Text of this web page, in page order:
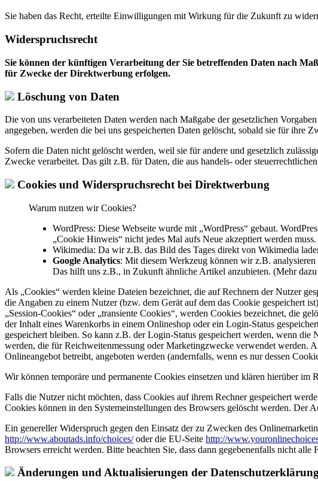
Sie haben das Recht, erteilte Einwilligungen mit Wirkung für die Zukunft zu
Widerspruchsrecht
Sie können der künftigen Verarbeitung der Sie betreffenden Daten nach
für Zwecke der Direktwerbung erfolgen.
Löschung von Daten
Die von uns verarbeiteten Daten werden nach Maßgabe der gesetzlichen
angegeben, werden die bei uns gespeicherten Daten gelöscht, sobald sie für ihre
Sofern die Daten nicht gelöscht werden, weil sie für andere und gesetzlich
Zwecke verarbeitet. Das gilt z.B. für Daten, die aus handels- oder
Cookies und Widerspruchsrecht bei Direktwerbung
Warum nutzen wir Cookies?
WordPress: Diese Webseite wurde mit „WordPress“ gebaut.
„Cookie Hinweis“ nicht jedes Mal aufs Neue akzeptiert werden muss.
Wikimedia: Da wir z.B. das Bild des Tages direkt von Wikimedia
Google Analytics: Mit diesem Werkzeug können wir z.B.
Das hilft uns z.B., in Zukunft ähnliche Artikel anzubieten. (Mehr dazu
Als „Cookies“ werden kleine Dateien bezeichnet, die auf Rechnern der Nutzer
die Angaben zu einem Nutzer (bzw. dem Gerät auf dem das Cookie gespeichert
„Session-Cookies“ oder „transiente Cookies“, werden Cookies bezeichnet, die
der Inhalt eines Warenkorbs in einem Onlineshop oder ein Login-Status
gespeichert bleiben. So kann z.B. der Login-Status gespeichert werden, wenn
werden, die für Reichweitenmessung oder Marketingzwecke verwendet werden.
Onlineangebot betreibt, angeboten werden (andernfalls, wenn es nur dessen
Wir können temporäre und permanente Cookies einsetzen und klären hierüber im
Falls die Nutzer nicht möchten, dass Cookies auf ihrem Rechner gespeichert
Cookies können in den Systemeinstellungen des Browsers gelöscht werden. Der
Ein genereller Widerspruch gegen den Einsatz der zu Zwecken des
http://www.aboutads.info/choices/oder die EU-Seite http://
Browsers erreicht werden. Bitte beachten Sie, dass dann gegebenenfalls nicht
Änderungen und Aktualisierungen der